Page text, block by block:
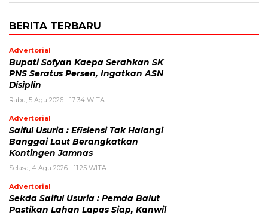
BERITA TERBARU
Advertorial
Bupati Sofyan Kaepa Serahkan SK
PNS Seratus Persen, Ingatkan ASN
Disiplin
Rabu, 5 Agu 2026 - 17:34 WITA
Advertorial
Saiful Usuria : Efisiensi Tak Halangi
Banggai Laut Berangkatkan
Kontingen Jamnas
Selasa, 4 Agu 2026 - 11:25 WITA
Advertorial
Sekda Saiful Usuria : Pemda Balut
Pastikan Lahan Lapas Siap, Kanwil